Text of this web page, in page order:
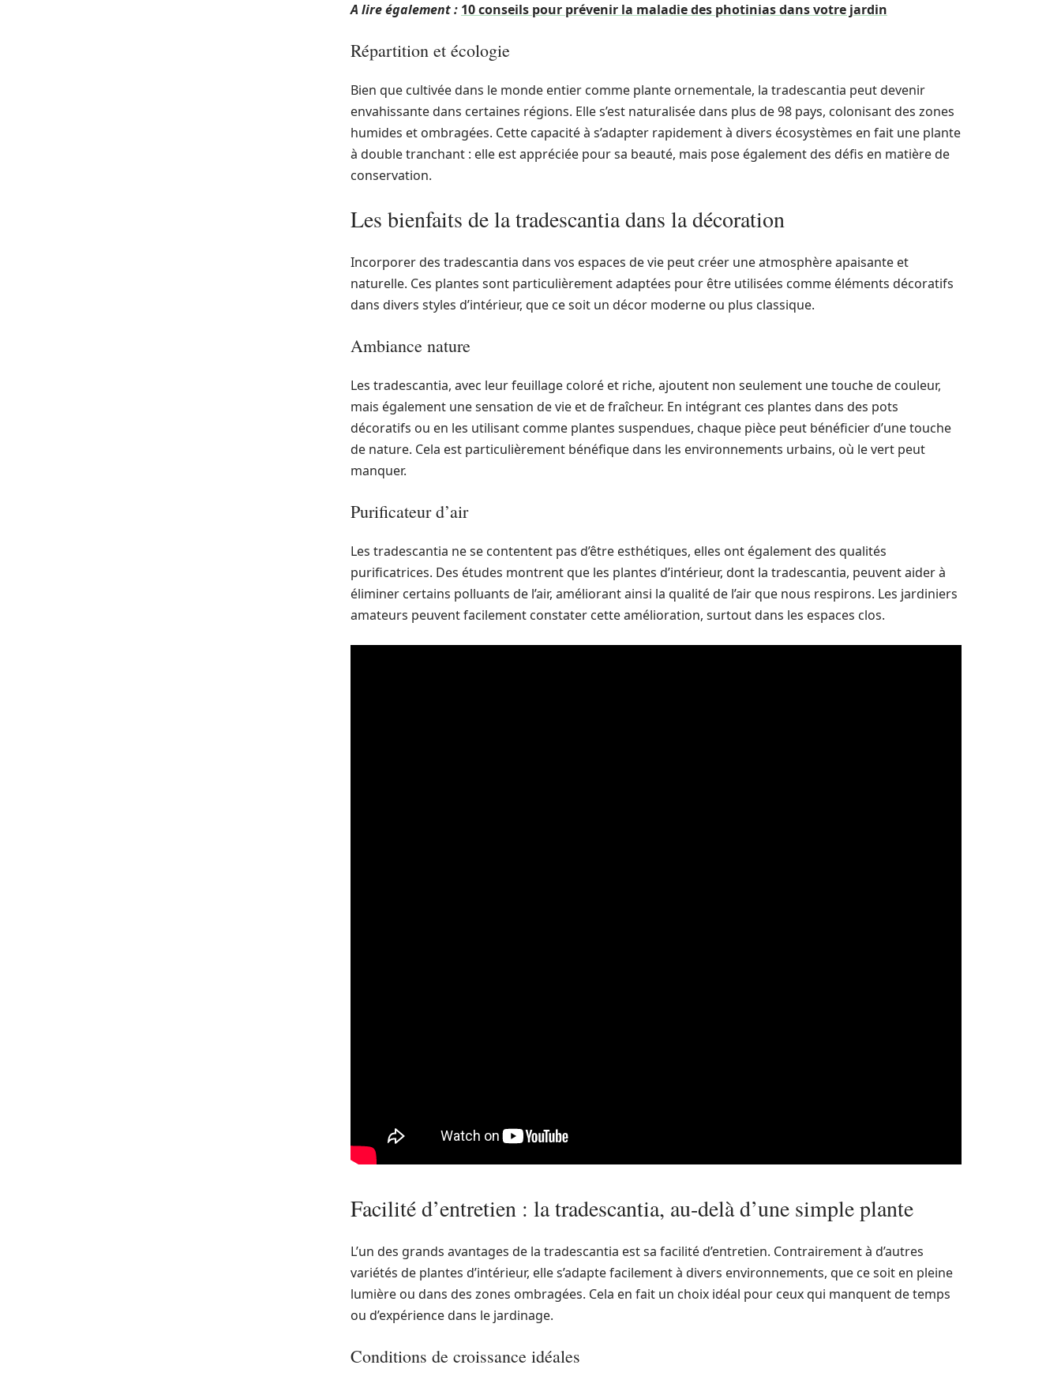
A lire également : 10 conseils pour prévenir la maladie des photinias dans votre jardin
Répartition et écologie
Bien que cultivée dans le monde entier comme plante ornementale, la tradescantia peut devenir
envahissante dans certaines régions. Elle s’est naturalisée dans plus de 98 pays, colonisant des zones
humides et ombragées. Cette capacité à s’adapter rapidement à divers écosystèmes en fait une plante
à double tranchant : elle est appréciée pour sa beauté, mais pose également des défis en matière de
conservation.
Les bienfaits de la tradescantia dans la décoration
Incorporer des tradescantia dans vos espaces de vie peut créer une atmosphère apaisante et
naturelle. Ces plantes sont particulièrement adaptées pour être utilisées comme éléments décoratifs
dans divers styles d’intérieur, que ce soit un décor moderne ou plus classique.
Ambiance nature
Les tradescantia, avec leur feuillage coloré et riche, ajoutent non seulement une touche de couleur,
mais également une sensation de vie et de fraîcheur. En intégrant ces plantes dans des pots
décoratifs ou en les utilisant comme plantes suspendues, chaque pièce peut bénéficier d’une touche
de nature. Cela est particulièrement bénéfique dans les environnements urbains, où le vert peut
manquer.
Purificateur d’air
Les tradescantia ne se contentent pas d’être esthétiques, elles ont également des qualités
purificatrices. Des études montrent que les plantes d’intérieur, dont la tradescantia, peuvent aider à
éliminer certains polluants de l’air, améliorant ainsi la qualité de l’air que nous respirons. Les jardiniers
amateurs peuvent facilement constater cette amélioration, surtout dans les espaces clos.
Facilité d’entretien : la tradescantia, au-delà d’une simple plante
L’un des grands avantages de la tradescantia est sa facilité d’entretien. Contrairement à d’autres
variétés de plantes d’intérieur, elle s’adapte facilement à divers environnements, que ce soit en pleine
lumière ou dans des zones ombragées. Cela en fait un choix idéal pour ceux qui manquent de temps
ou d’expérience dans le jardinage.
Conditions de croissance idéales